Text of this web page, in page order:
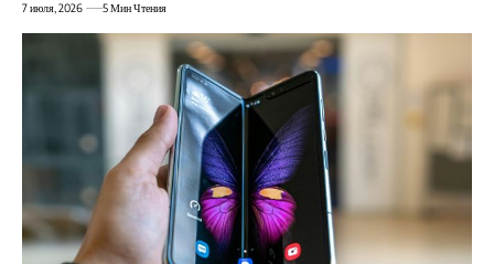
7 июля, 2026 5 Мин Чтения